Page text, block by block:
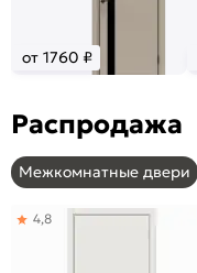
от 1760 ₽
Распродажа
Межкомнатные двери
4,8